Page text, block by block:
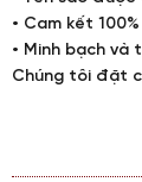
• Cam kết
• Minh bạch và
Chúng tôi đặt